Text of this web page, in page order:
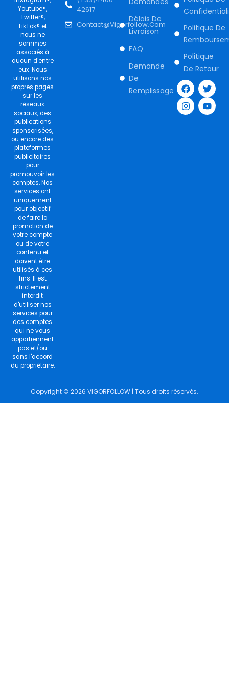
Youtube®,
Twitter®,
TikTok® et
nous ne
sommes
associés à
aucun d'entre
eux. Nous
utilisons nos
propres pages
sur les
réseaux
sociaux, des
publications
sponsorisées,
ou encore des
plateformes
publicitaires
pour
promouvoir les
comptes. Nos
services ont
uniquement
pour objectif
de faire la
promotion de
votre compte
ou de votre
contenu et
doivent être
utilisés à ces
fins. Il est
strictement
interdit
d'utiliser nos
services pour
des comptes
qui ne vous
appartiennent
pas et/ou
sans l'accord
du propriétaire.
42617
Contact@vigorfollow.com
Délais De
Livraison
FAQ
Demande
De
Remplissage
Politique De
Politique
De Retour
F
a
c
e
b
T
w
i
t
t
I
n
s
t
a
Y
o
u
t
u
Copyright © 2026 VIGORFOLLOW | Tous droits réservés.